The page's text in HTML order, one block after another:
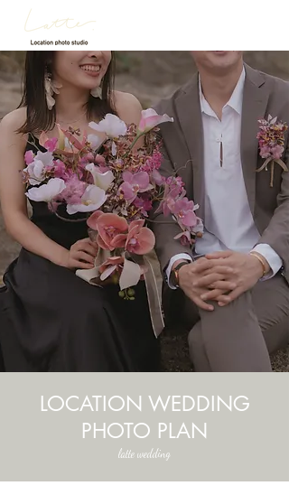
LOCATION WEDDING
PHOTO PLAN
latte wedding